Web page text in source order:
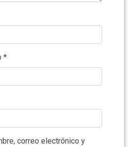
*
correo electrónico y